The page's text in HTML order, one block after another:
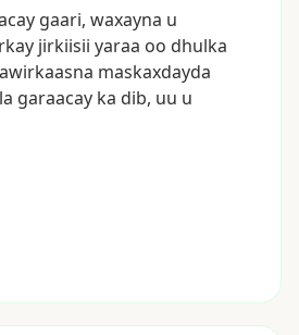
gaari, waxayna u
jirkiisii yaraa oo dhulka
maskaxdayda
la garaacay ka dib, uu u